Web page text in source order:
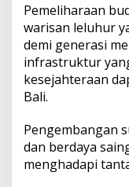
Pemeliharaan
warisan leluhur
demi generasi
infrastruktur
kesejahteraan
Bali.
Pengembangan
dan berdaya
menghadapi